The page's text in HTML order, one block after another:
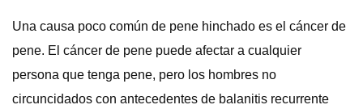
Una causa poco común de pene hinchado es el cáncer de
pene. El cáncer de pene puede afectar a cualquier
persona que tenga pene, pero los hombres no
circuncidados con antecedentes de balanitis recurrente